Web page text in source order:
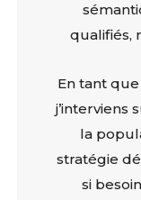
qualifiés,
En tant que
j’interviens
la
stratégie
si